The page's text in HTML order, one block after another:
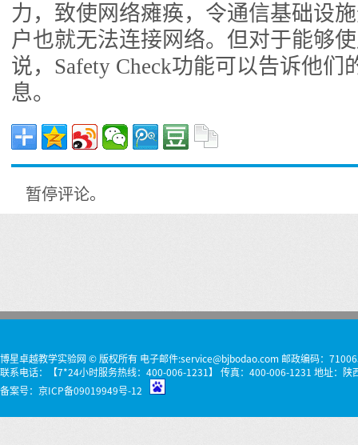
力，致使网络瘫痪，令通信基础设
户也就无法连接网络。但对于能够
说，Safety Check功能可以告诉他们
息。
暂停评论。
博星卓越教学实验网 © 版权所有 电子邮件:service@bjbodao.com 邮政编码：
联系电话：【7*24小时服务热线：400-006-1231】 传真：400-006-1231 地址：陕
备案号： 京ICP备09019949号-12